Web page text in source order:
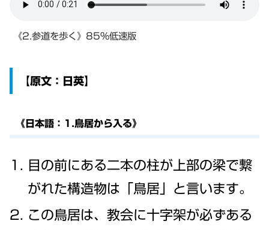
《2.参道を歩く》85%低速版
【原文：日英】
《日本語：1.鳥居から入る》
目の前にある二本の柱が上部の梁で繋
がれた構造物は「鳥居」と言います。
この鳥居は、教会に十字架が必ずある